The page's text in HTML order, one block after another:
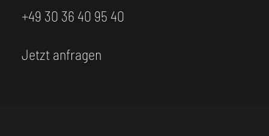
+49 30 36 40 95 40
Jetzt anfragen